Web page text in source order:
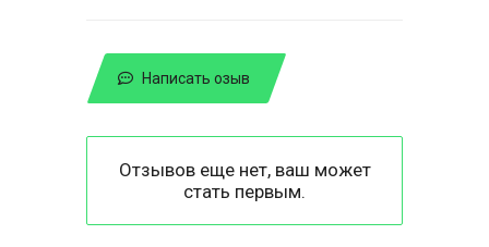
Написать озыв
Отзывов еще нет, ваш может
стать первым.